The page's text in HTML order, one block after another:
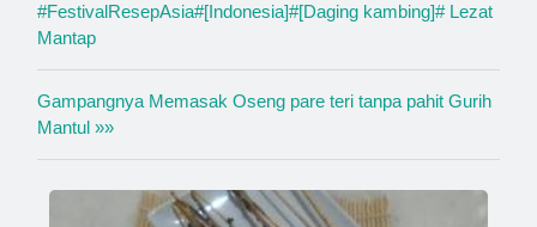
#FestivalResepAsia#[Indonesia]#[Daging kambing]# Lezat
Mantap
Gampangnya Memasak Oseng pare teri tanpa pahit Gurih
Mantul »»